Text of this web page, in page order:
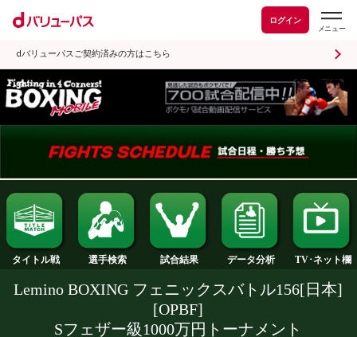
ログイン
dバリューパスご契約済みの方はこちら
試合結果